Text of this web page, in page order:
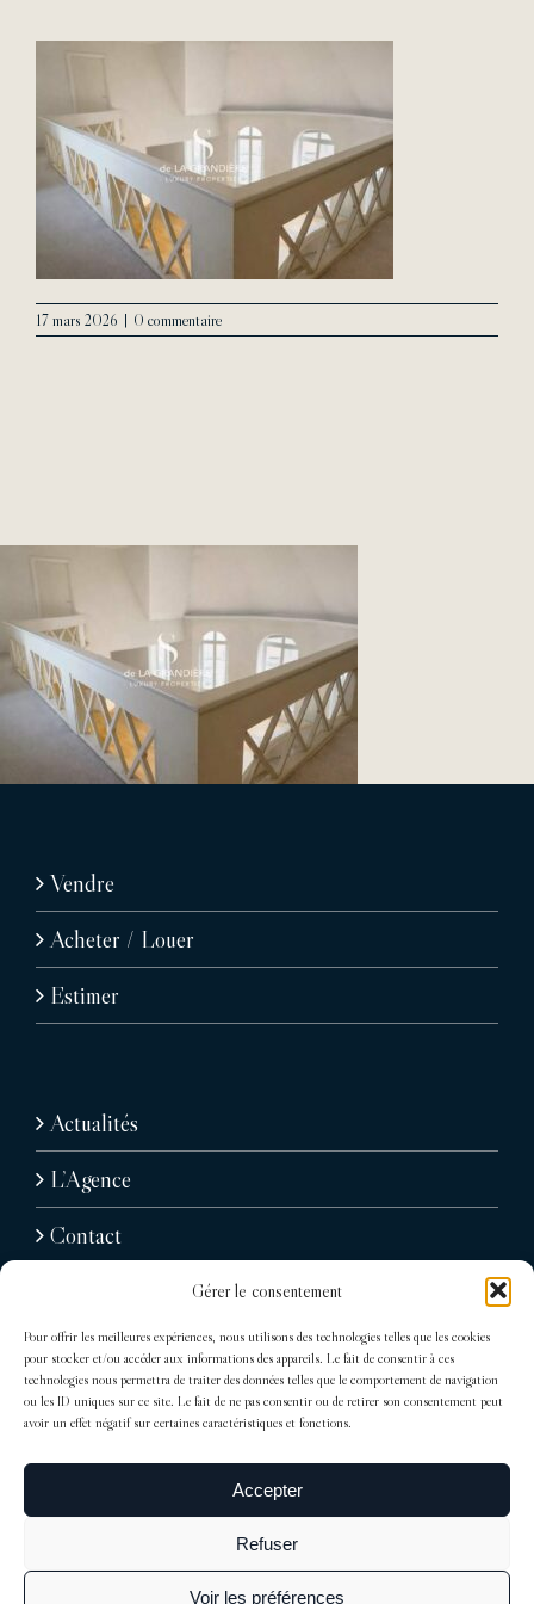
Gérer le consentement
Pour offrir les meilleures expériences, nous utilisons des technologies telles que les cookies
pour stocker et/ou accéder aux informations des appareils. Le fait de consentir à ces
technologies nous permettra de traiter des données telles que le comportement de navigation
ou les ID uniques sur ce site. Le fait de ne pas consentir ou de retirer son consentement peut
avoir un effet négatif sur certaines caractéristiques et fonctions.
Accepter
Refuser
Voir les préférences
17 mars 2026 | 0 commentaire
Vendre
Acheter / Louer
Estimer
Actualités
L’Agence
Contact
31, avenue Raymond Poincaré
75116 Paris
Tél : + 33 (0)1 76 71 07 40
trocadero@sdelagrandiere.fr